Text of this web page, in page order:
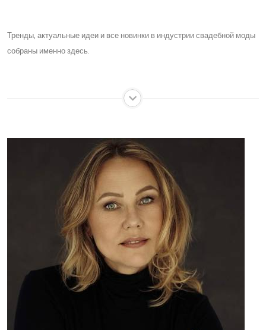
Тренды, актуальные идеи и все новинки в индустрии свадебной моды
собраны именно здесь.